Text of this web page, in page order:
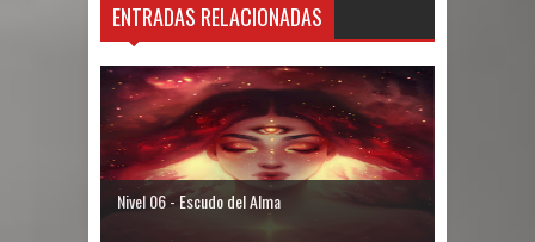
ENTRADAS RELACIONADAS
Nivel 06 - Escudo del Alma